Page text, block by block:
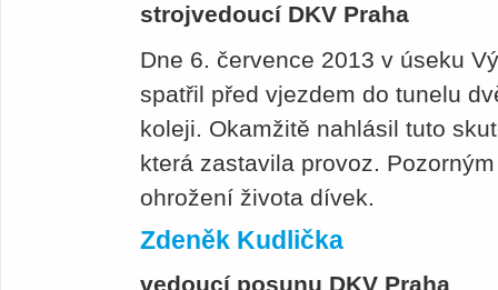
strojvedoucí DKV Praha
Dne 6. července 2013 v úseku
spatřil před vjezdem do tunelu
koleji. Okamžitě nahlásil tuto
která zastavila provoz.
ohrožení života dívek.
Zdeněk Kudlička
vedoucí posunu DKV Praha